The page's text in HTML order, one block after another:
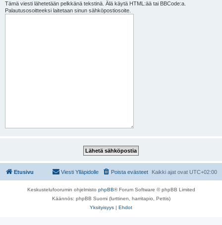
Tämä viesti lähetetään pelkkänä tekstinä. Älä käytä HTML:ää tai BBCode:a.
Palautusosoitteeksi laitetaan sinun sähköpostiosoite.
Etusivu Kaikki ajat ovat UTC+02:00
Poista evästeet
Viesti Ylläpidolle
Keskustelufoorumin ohjelmisto phpBB® Forum Software © phpBB Limited
Käännös: phpBB Suomi (lurttinen, harritapio, Pettis)
Yksityisyys | Ehdot